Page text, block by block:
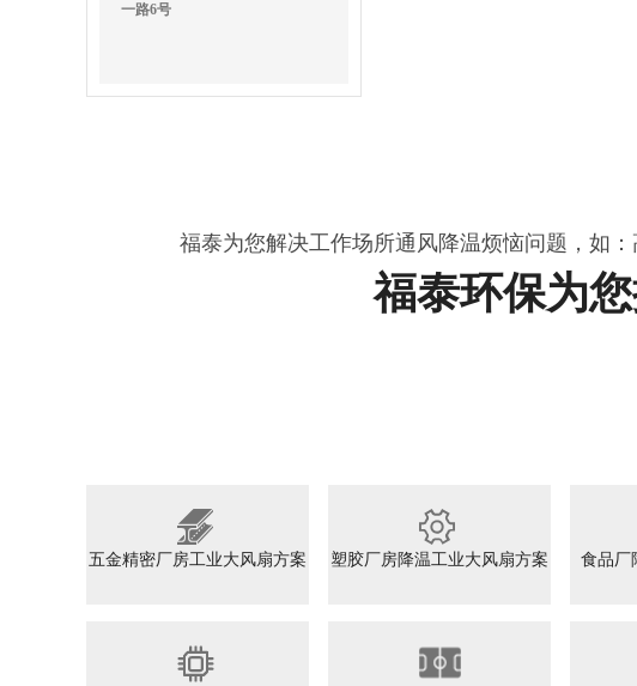
一路6号
福泰为您解决工作场所通风降温烦恼问题，如
福泰环保为
五金精密厂房工业大风扇方案 塑胶厂房降温工业大风扇方案 食品厂